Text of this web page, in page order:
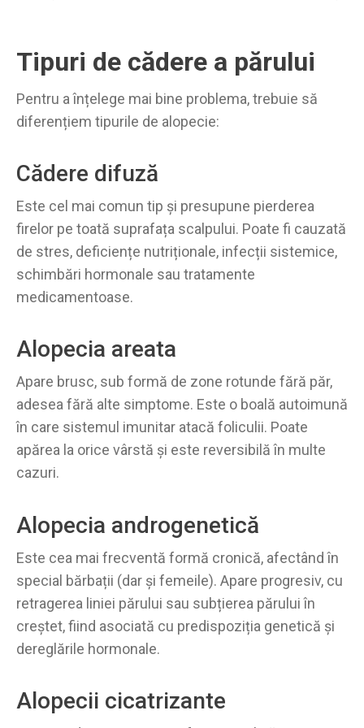
Tipuri de cădere a părului
Pentru a înțelege mai bine problema, trebuie să
diferențiem tipurile de alopecie:
Cădere difuză
Este cel mai comun tip și presupune pierderea
firelor pe toată suprafața scalpului. Poate fi cauzată
de stres, deficiențe nutriționale, infecții sistemice,
schimbări hormonale sau tratamente
medicamentoase.
Alopecia areata
Apare brusc, sub formă de zone rotunde fără păr,
adesea fără alte simptome. Este o boală autoimună
în care sistemul imunitar atacă foliculii. Poate
apărea la orice vârstă și este reversibilă în multe
cazuri.
Alopecia androgenetică
Este cea mai frecventă formă cronică, afectând în
special bărbații (dar și femeile). Apare progresiv, cu
retragerea liniei părului sau subțierea părului în
creștet, fiind asociată cu predispoziția genetică și
dereglările hormonale.
Alopecii cicatrizante